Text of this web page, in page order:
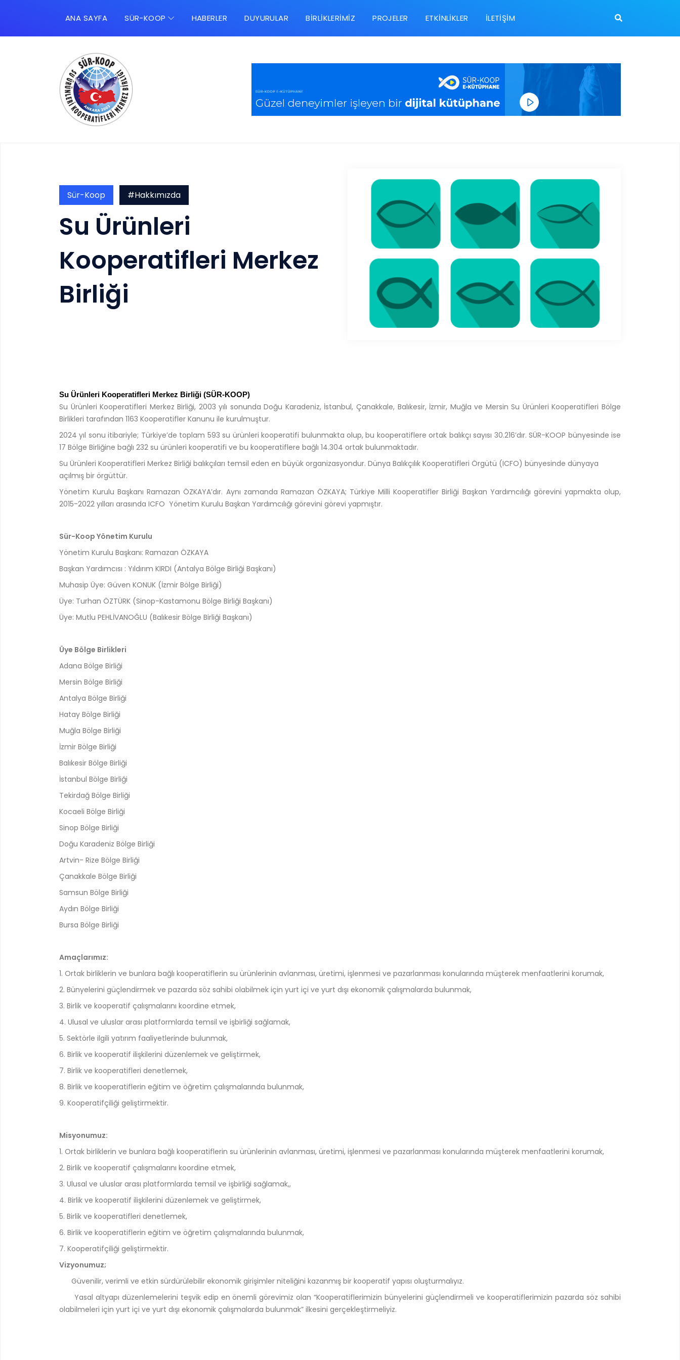
ANA SAYFA SÜR-KOOP HABERLER DUYURULAR BIRLIKLERIMIZ PROJELER ETKINLIKLER İLETIŞIM
Sür-Koop #Hakkımızda
Su Ürünleri
Kooperatifleri Merkez
Birliği
Su Ürünleri Kooperatifleri Merkez Birliği (SÜR-KOOP)
Su Ürünleri Kooperatifleri Merkez Birliği, 2003 yılı sonunda Doğu Karadeniz, İstanbul, Çanakkale, Balıkesir, İzmir, Muğla ve Mersin Su Ürünleri Kooperatifleri Bölge
Birlikleri tarafından 1163 Kooperatifler Kanunu ile kurulmuştur.
2024 yıl sonu itibariyle; Türkiye’de toplam 593 su ürünleri kooperatifi bulunmakta olup, bu kooperatiflere ortak balıkçı sayısı 30.216’dır. SÜR-KOOP bünyesinde ise
17 Bölge Birliğine bağlı 232 su ürünleri kooperatifi ve bu kooperatiflere bağlı 14.304 ortak bulunmaktadır.
Su Ürünleri Kooperatifleri Merkez Birliği balıkçıları temsil eden en büyük organizasyondur. Dünya Balıkçılık Kooperatifleri Örgütü (ICFO) bünyesinde dünyaya
açılmış bir örgüttür.
Yönetim Kurulu Başkanı Ramazan ÖZKAYA’dır. Aynı zamanda Ramazan ÖZKAYA; Türkiye Milli Kooperatifler Birliği Başkan Yardımcılığı görevini yapmakta olup,
2015-2022 yılları arasında ICFO Yönetim Kurulu Başkan Yardımcılığı görevini görevi yapmıştır.
Sür-Koop Yönetim Kurulu
Yönetim Kurulu Başkanı: Ramazan ÖZKAYA
Başkan Yardımcısı : Yıldırım KIRDI (Antalya Bölge Birliği Başkanı)
Muhasip Üye: Güven KONUK (İzmir Bölge Birliği)
Üye: Turhan ÖZTÜRK (Sinop-Kastamonu Bölge Birliği Başkanı)
Üye: Mutlu PEHLİVANOĞLU (Balıkesir Bölge Birliği Başkanı)
Üye Bölge Birlikleri
Adana Bölge Birliği
Mersin Bölge Birliği
Antalya Bölge Birliği
Hatay Bölge Birliği
Muğla Bölge Birliği
İzmir Bölge Birliği
Balıkesir Bölge Birliği
İstanbul Bölge Birliği
Tekirdağ Bölge Birliği
Kocaeli Bölge Birliği
Sinop Bölge Birliği
Doğu Karadeniz Bölge Birliği
Artvin- Rize Bölge Birliği
Çanakkale Bölge Birliği
Samsun Bölge Birliği
Aydın Bölge Birliği
Bursa Bölge Birliği
Amaçlarımız:
1. Ortak birliklerin ve bunlara bağlı kooperatiflerin su ürünlerinin avlanması, üretimi, işlenmesi ve pazarlanması konularında müşterek menfaatlerini korumak,
2. Bünyelerini güçlendirmek ve pazarda söz sahibi olabilmek için yurt içi ve yurt dışı ekonomik çalışmalarda bulunmak,
3. Birlik ve kooperatif çalışmalarını koordine etmek,
4. Ulusal ve uluslar arası platformlarda temsil ve işbirliği sağlamak,
5. Sektörle ilgili yatırım faaliyetlerinde bulunmak,
6. Birlik ve kooperatif ilişkilerini düzenlemek ve geliştirmek,
7. Birlik ve kooperatifleri denetlemek,
8. Birlik ve kooperatiflerin eğitim ve öğretim çalışmalarında bulunmak,
9. Kooperatifçiliği geliştirmektir.
Misyonumuz:
1. Ortak birliklerin ve bunlara bağlı kooperatiflerin su ürünlerinin avlanması, üretimi, işlenmesi ve pazarlanması konularında müşterek menfaatlerini korumak,
2. Birlik ve kooperatif çalışmalarını koordine etmek,
3. Ulusal ve uluslar arası platformlarda temsil ve işbirliği sağlamak,,
4. Birlik ve kooperatif ilişkilerini düzenlemek ve geliştirmek,
5. Birlik ve kooperatifleri denetlemek,
6. Birlik ve kooperatiflerin eğitim ve öğretim çalışmalarında bulunmak,
7. Kooperatifçiliği geliştirmektir.
Vizyonumuz;
Güvenilir, verimli ve etkin sürdürülebilir ekonomik girişimler niteliğini kazanmış bir kooperatif yapısı oluşturmalıyız.
Yasal altyapı düzenlemelerini teşvik edip en önemli görevimiz olan “Kooperatiflerimizin bünyelerini güçlendirmeli ve kooperatiflerimizin pazarda söz sahibi
olabilmeleri için yurt içi ve yurt dışı ekonomik çalışmalarda bulunmak” ilkesini gerçekleştirmeliyiz.